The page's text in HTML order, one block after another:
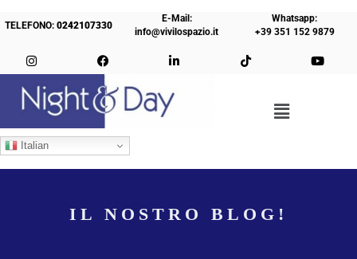
TELEFONO:0242107330
E-Mail:
info@vivilospazio.it
Whatsapp:
+39 351 152 9879
Italian
IL NOSTRO BLOG!